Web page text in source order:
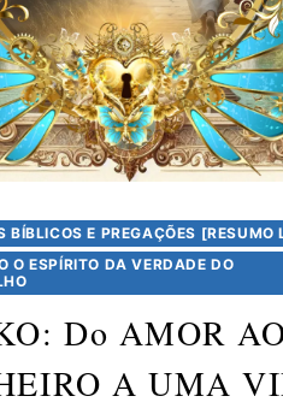
BÍBLICOS E PREGAÇÕES [RESUMO
O ESPÍRITO DA VERDADE DO
Do AMOR
A UMA